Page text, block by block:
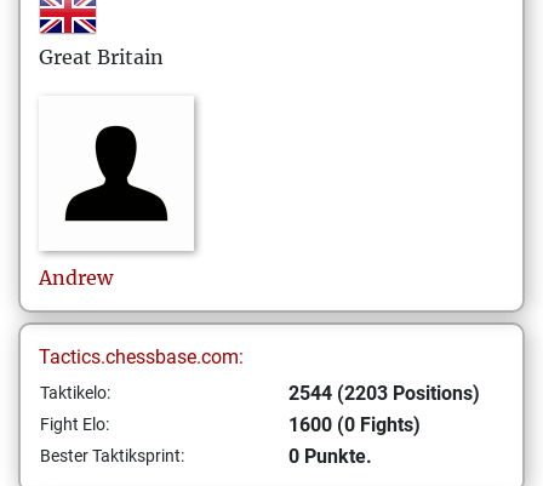
Great Britain
Andrew
Tactics.chessbase.com:
Taktikelo: 2544 (2203 Positions)
Fight Elo: 1600 (0 Fights)
Bester Taktiksprint: 0 Punkte.